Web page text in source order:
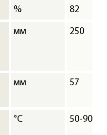
% 82
мм 250
мм 57
°C 50-90